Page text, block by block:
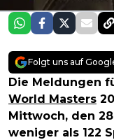
Folgt uns auf
Die Meldungen
World Masters
Mittwoch, den
weniger als 122